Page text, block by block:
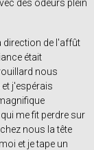
des odeurs plein
direction de l'affût
était
nous
j'espérais
me fit perdre sur
nous la tête
et je tape un